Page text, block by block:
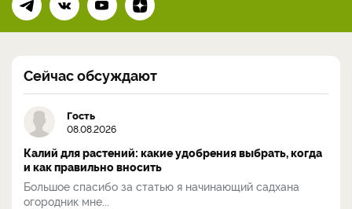
Сейчас обсуждают
Гость
08.08.2026
Калий для растений: какие удобрения выбрать, когда
и как правильно вносить
Большое спасибо за статью я начинающий садхана
огородник мне...